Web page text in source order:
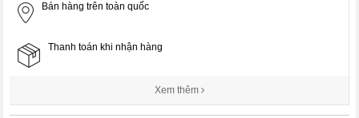
Bán hàng trên toàn quốc
Thanh toán khi nhận hàng
Xem thêm